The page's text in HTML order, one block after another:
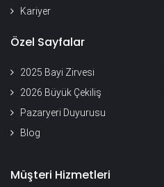
Kariyer
Özel Sayfalar
2025 Bayi Zirvesi
2026 Büyük Çekiliş
Pazaryeri Duyurusu
Blog
Müşteri Hizmetleri